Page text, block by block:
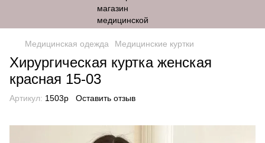
Медицинская одежда Медицинские куртки
Хирургическая куртка женская
красная 15-03
Артикул: 1503p Оставить отзыв